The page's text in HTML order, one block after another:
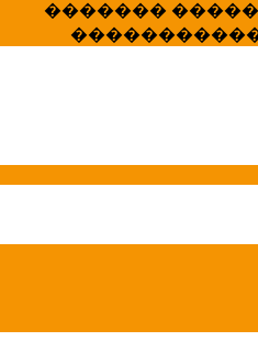
����� HotStat
...
�������